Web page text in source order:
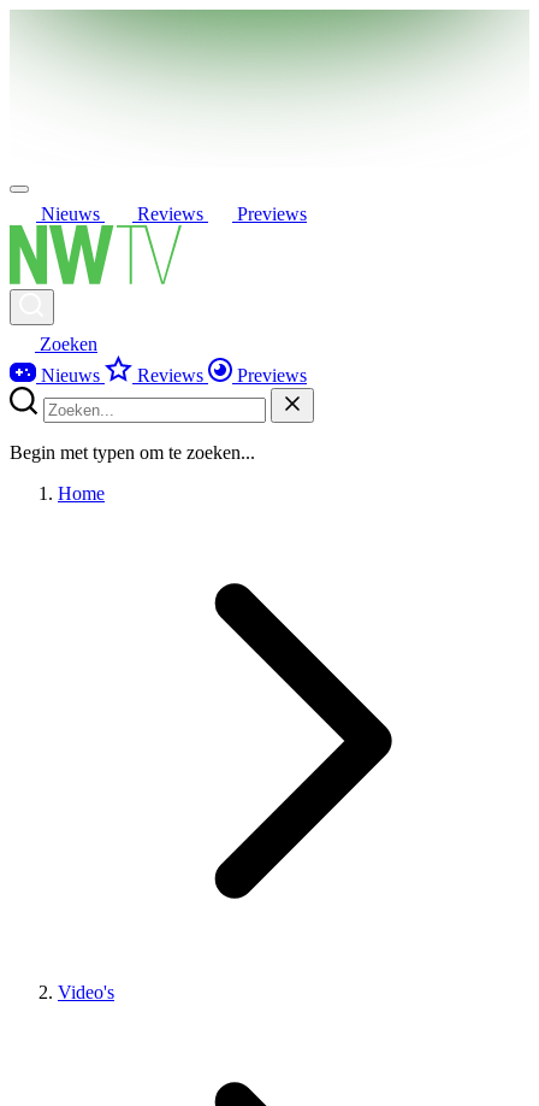
Nieuws Reviews Previews
Zoeken
Nieuws
Reviews Previews
Begin met typen om te zoeken...
Home
Video's